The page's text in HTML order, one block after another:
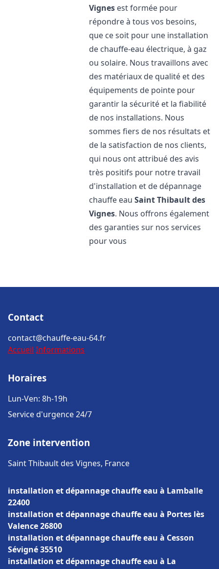
Vignes est formée pour
répondre à tous vos besoins,
que ce soit pour une installation
de chauffe-eau électrique, à gaz
ou solaire. Nous travaillons avec
des matériaux de qualité et des
équipements de pointe pour
garantir la sécurité et la fiabilité
de nos installations. Nous
sommes fiers de nos résultats et
de la satisfaction de nos clients,
qui nous ont attribué des avis
très positifs pour notre travail
d'installation et de dépannage
chauffe eauSaint Thibault des
Vignes. Nous offrons également
des garanties sur nos services
pour vous
Contact
contact@chauffe-eau-64.fr
Accueil Informations
Horaires
Lun-Ven: 8h-19h
Service d'urgence 24/7
Zone intervention
Saint Thibault des Vignes, France
installation et dépannage chauffe eau à Lamballe
22400
installation et dépannage chauffe eau à Portes lès
Valence 26800
installation et dépannage chauffe eau à Cesson
Sévigné 35510
installation et dépannage chauffe eau à La